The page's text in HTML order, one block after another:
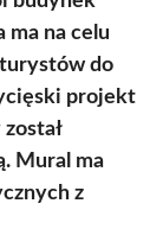
ma na celu
do
projekt
Mural ma
z